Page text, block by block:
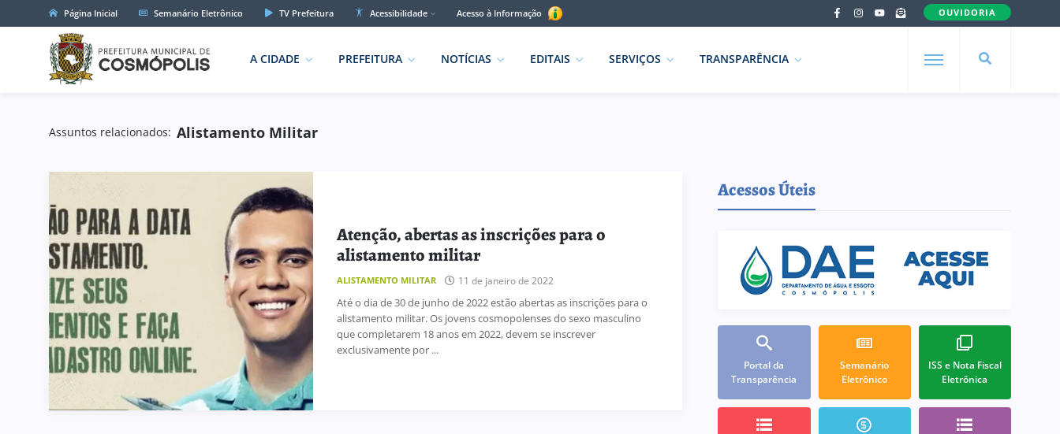
Página Inicial Semanário Eletrônico TV Prefeitura Acessibilidade Acesso à Informação OUVIDORIA
A CIDADE PREFEITURA NOTÍCIAS EDITAIS SERVIÇOS TRANSPARÊNCIA
Assuntos relacionados: Alistamento Militar
Atenção, abertas as inscrições para o
alistamento militar
ALISTAMENTO MILITAR 11 de janeiro de 2022
Até o dia de 30 de junho de 2022 estão abertas as inscrições para o
alistamento militar. Os jovens cosmopolenses do sexo masculino
que completarem 18 anos em 2022, devem se inscrever
exclusivamente por ...
Acessos Úteis
Portal da
Transparência
Semanário
Eletrônico
ISS e Nota Fiscal
Eletrônica